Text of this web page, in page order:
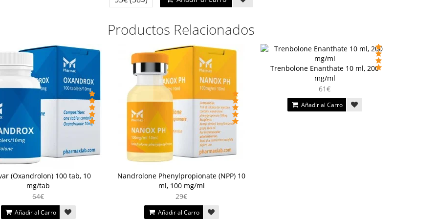
Productos Relacionados
(Oxandrolon) 100 tab, 10
mg/tab
64€
Añadir al Carro
Nandrolone Phenylpropionate (NPP) 10
ml, 100 mg/ml
29€
Añadir al Carro
Trenbolone Enanthate 10 ml, 200
mg/ml
61€
Añadir al Carro